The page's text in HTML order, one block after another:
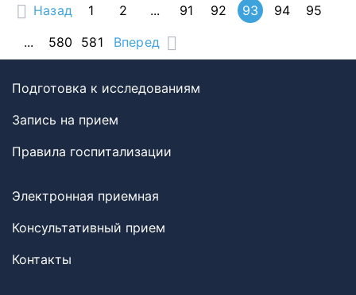
Назад 1 2 ... 91 92 93 94
95
...
580 581 Вперед
Подготовка к исследованиям
Запись на прием
Правила госпитализации
Электронная приемная
Консультативный прием
Контакты